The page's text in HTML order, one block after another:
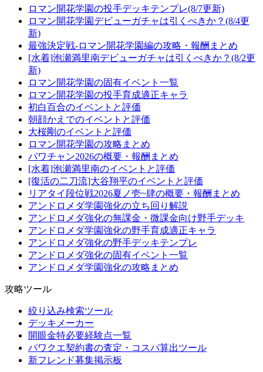
ロマン開花学園の投手デッキテンプレ(8/7更新)
ロマン開花学園デビューガチャは引くべきか？(8/4更
新)
最強決定戦-ロマン開花学園編の攻略・報酬まとめ
[水着]泡瀬満里南デビューガチャは引くべきか？(8/2更
新)
ロマン開花学園の固有イベント一覧
ロマン開花学園の投手育成適正キャラ
初白百合のイベントと評価
朝顔かえでのイベントと評価
大桜剛のイベントと評価
ロマン開花学園の攻略まとめ
パワチャン2026の概要・報酬まとめ
[水着]泡瀬満里南のイベントと評価
[復活の二刀流]大谷翔平のイベントと評価
リアタイ段位戦2026夏ノ壱~肆の概要・報酬まとめ
アンドロメダ学園強化の立ち回り解説
アンドロメダ強化の無課金・微課金向け野手デッキ
アンドロメダ学園強化の野手育成適正キャラ
アンドロメダ強化の野手デッキテンプレ
アンドロメダ強化の固有イベント一覧
アンドロメダ学園強化の攻略まとめ
攻略ツール
絞り込み検索ツール
デッキメーカー
開眼金特必要経験点一覧
パワクエ契約書の査定・コスパ算出ツール
新フレンド募集掲示板